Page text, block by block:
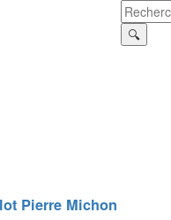
Pierre Michon